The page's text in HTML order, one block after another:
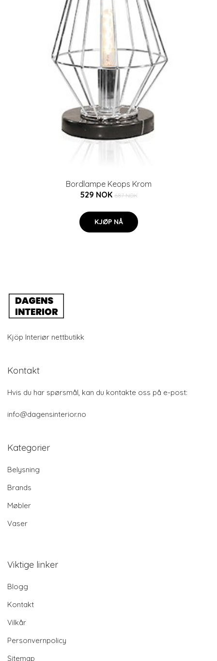
Bordlampe Keops Krom
529 NOK 687 NOK
KJØP NÅ
Kjöp Interiør nettbutikk
Kontakt
Hvis du har spørsmål, kan du kontakte oss på e-post:
info@dagensinterior.no
Kategorier
Belysning
Brands
Møbler
Vaser
Viktige linker
Blogg
Kontakt
Vilkår
Personvernpolicy
Sitemap